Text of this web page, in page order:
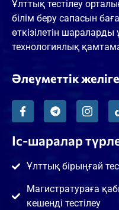
Ұлттық тестілеу
білім беру сапасын
өткізілетін
технологиялық
Әлеуметтік
Іс-шаралар
Ұлттық бірыңғай
Магистратураға
кешенді тестілеу